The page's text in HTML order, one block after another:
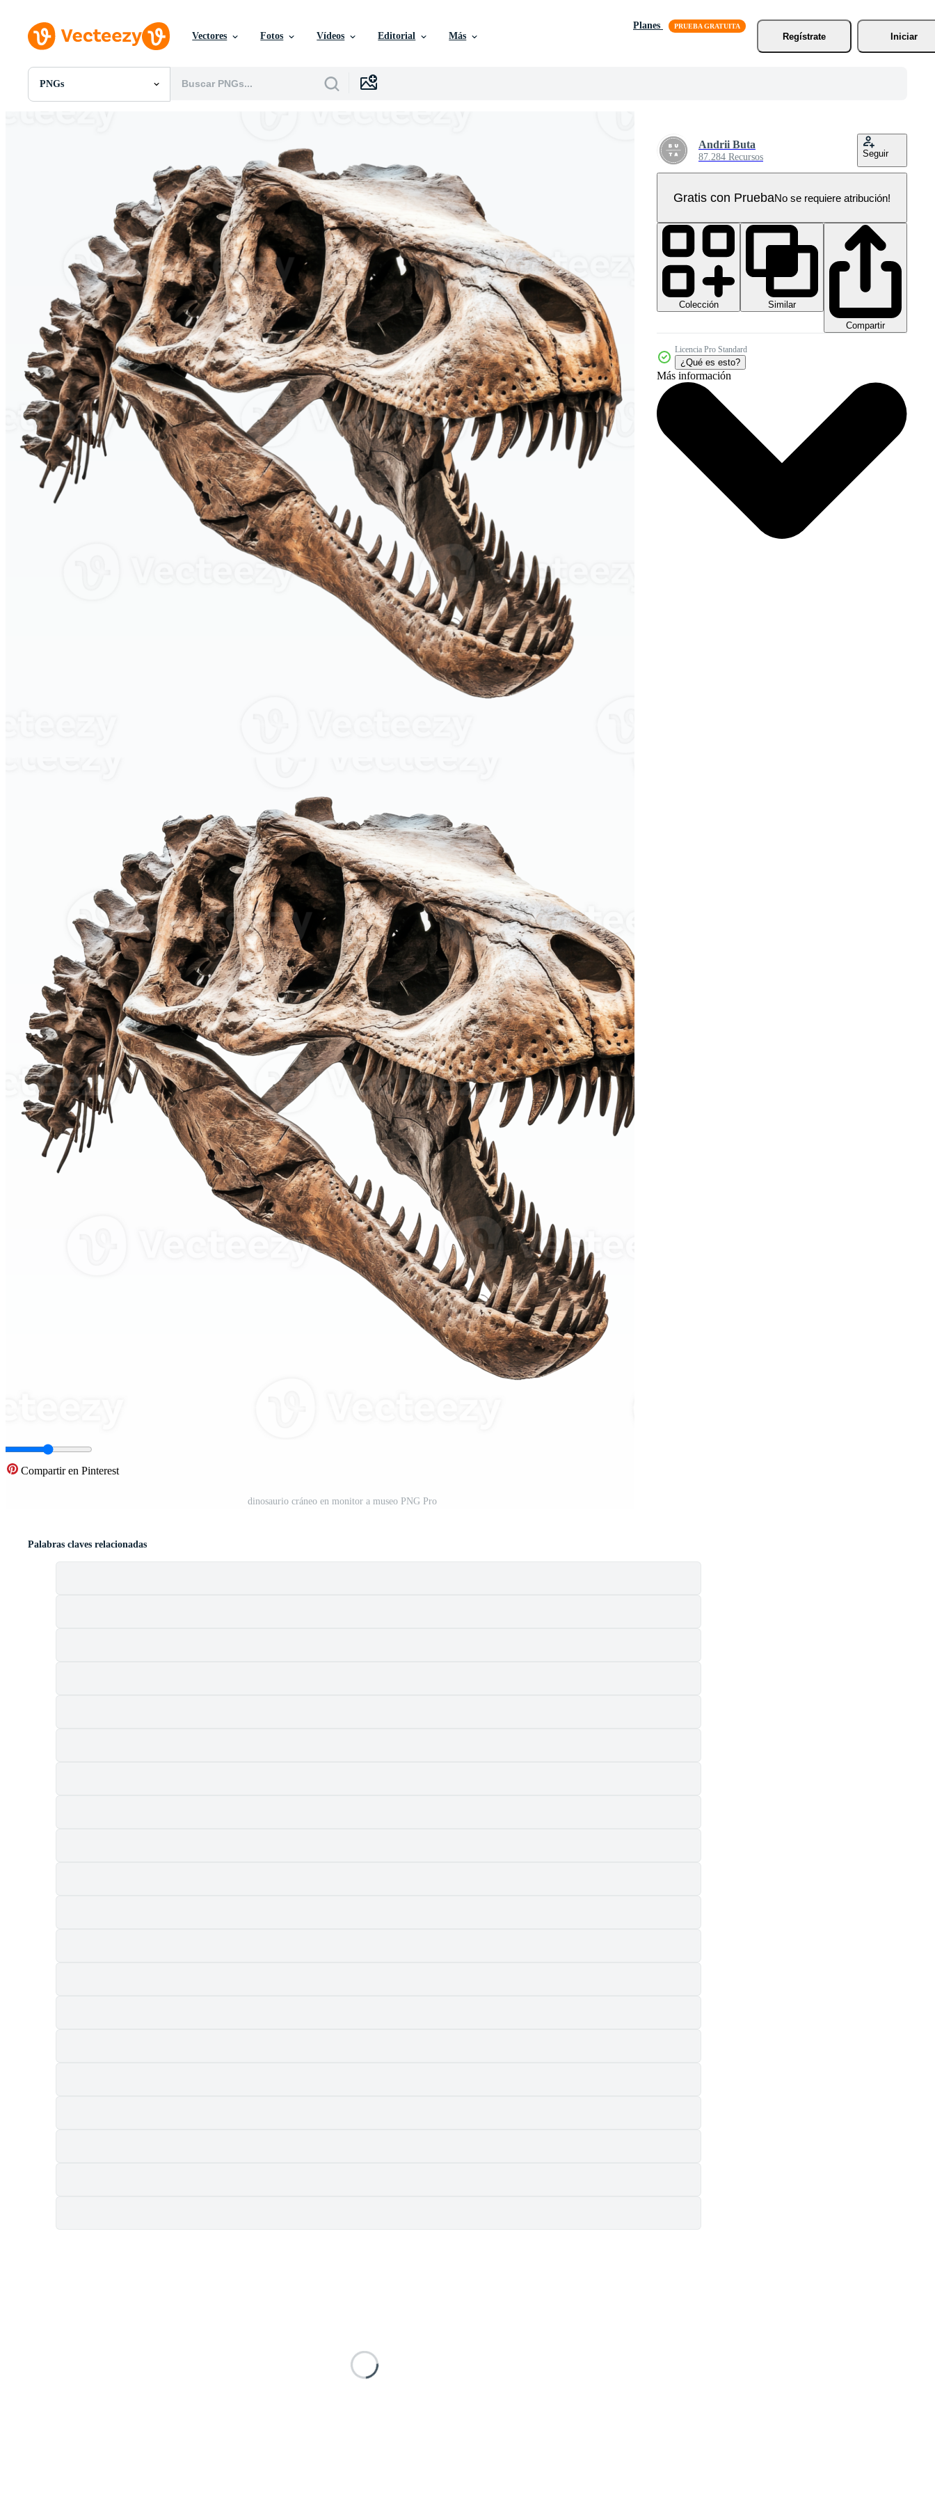
Vectores Fotos Vídeos Editorial Más
Planes
Regístrate
Iniciar
PNGs
Todas Imágenes
Gráficos en Movimiento
Imágenes Editoriales
Eventos Editoriales
Compartir en Pinterest
dinosaurio cráneo en monitor a museo PNG Pro
Andrii Buta
87.284 Recursos Seguir
Gratis con PruebaNo se requiere atribución!
Colección
Similar
Compartir
Licencia Pro Standard
¿Qué es esto?
Más información
Palabras claves relacionadas